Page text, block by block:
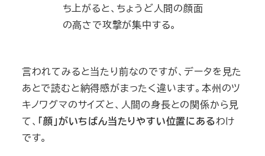
ち上がると、ちょうど人間の顔面
の高さで攻撃が集中する。
言われてみると当たり前なのですが、データを見た
あとで読むと納得感がまったく違います。本州のツ
キノワグマのサイズと、人間の身長との関係から見
て、 「顔」がいちばん当たりやすい位置にあるわけ
です。